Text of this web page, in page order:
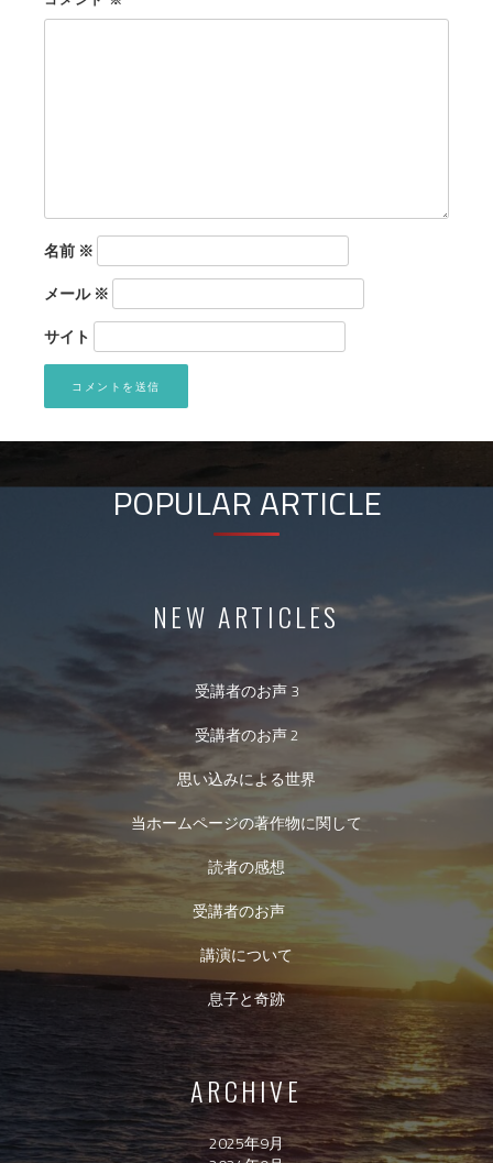
名前 ※
メール※
サイト
POPULAR ARTICLE
NEW ARTICLES
受講者のお声 3
受講者のお声 2
思い込みによる世界
当ホームページの著作物に関して
読者の感想
受講者のお声
講演について
息子と奇跡
ARCHIVE
2025年9月